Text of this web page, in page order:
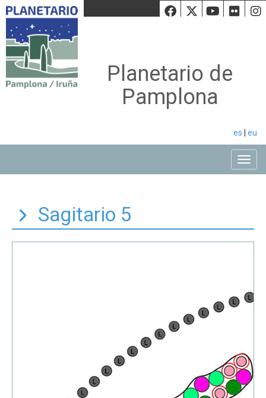
Facebook
Twiiter
Planetario de
Pamplona
es eu
Sagitario 5